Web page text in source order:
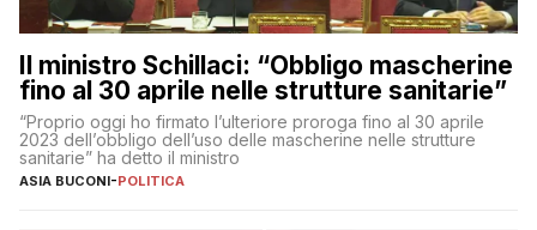
Il ministro Schillaci: “Obbligo mascherine
fino al 30 aprile nelle strutture sanitarie”
“Proprio oggi ho firmato l’ulteriore proroga fino al 30 aprile
2023 dell’obbligo dell’uso delle mascherine nelle strutture
sanitarie” ha detto il ministro
ASIA BUCONI-POLITICA